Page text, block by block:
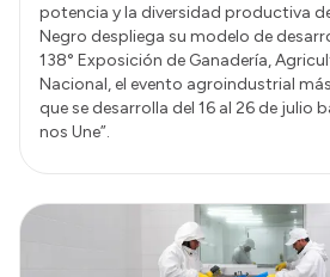
potencia y la diversidad productiva
Negro despliega su modelo de
138° Exposición de Ganadería,
Nacional, el evento agroindustrial
que se desarrolla del 16 al 26 de julio
nos Une”.